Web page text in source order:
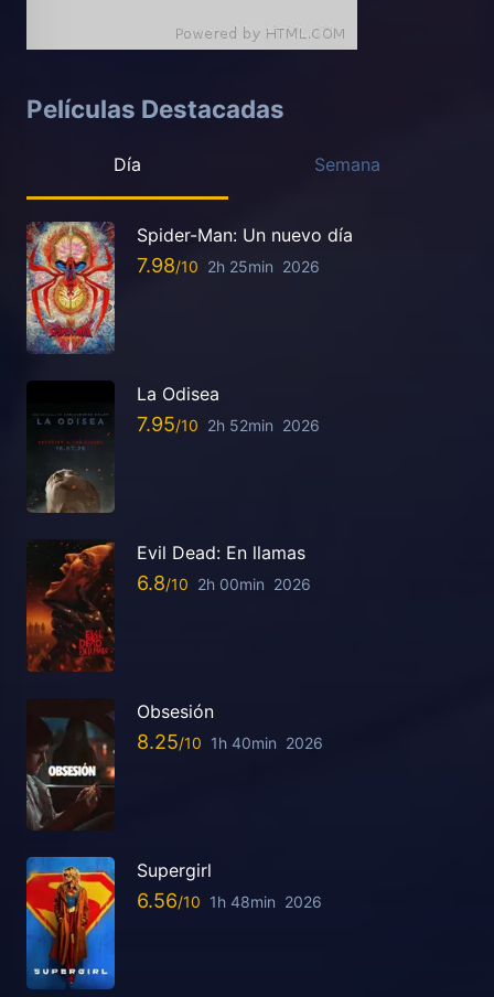
Películas Destacadas
Día Semana
Spider-Man: Un nuevo día
7.98 2h 25min 2026
La Odisea
7.95 2h 52min 2026
Evil Dead: En llamas
6.8 2h 00min 2026
Obsesión
8.25 1h 40min 2026
Supergirl
6.56 1h 48min 2026